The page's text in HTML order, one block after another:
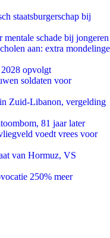
staatsburgerschap bij
schade bij jongeren
aan: extra mondelinge
opvolgt
soldaten voor
Zuid-Libanon, vergelding
81 jaar later
voedt vrees voor
van Hormuz, VS
250% meer